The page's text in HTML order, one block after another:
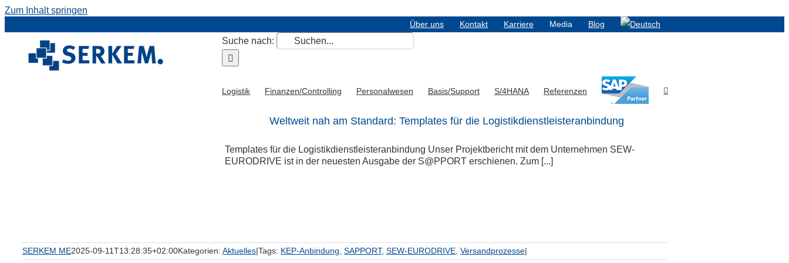
Zum Inhalt springen
Über uns Kontakt Karriere Media Blog
Suche nach:
Logistik Finanzen/Controlling Personalwesen Basis/Support S/4HANA Referenzen
Weltweit nah am Standard: Templates für die Logistikdienstleisteranbindung
Templates für die Logistikdienstleisteranbindung Unser Projektbericht mit dem Unternehmen SEW-
EURODRIVE ist in der neuesten Ausgabe der S@PPORT erschienen. Zum [...]
SERKEM ME2025-09-11T13:28:35+02:00Kategorien: Aktuelles|Tags: KEP-Anbindung SAPPORT, SEW-EURODRIVE Versandprozesse|